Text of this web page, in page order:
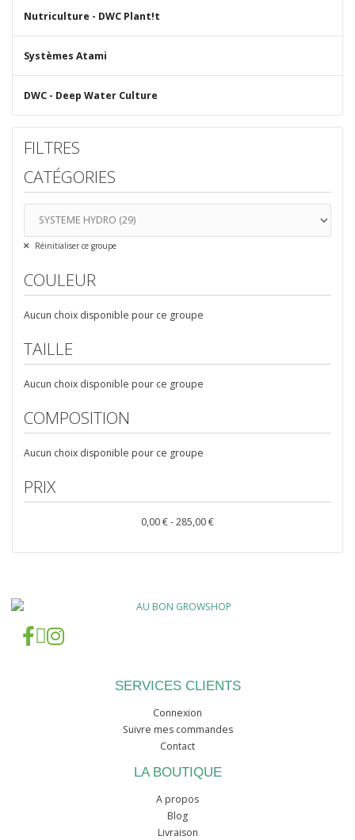
Nutriculture - DWC Plant!t
Systèmes Atami
DWC - Deep Water Culture
FILTRES
CATÉGORIES
Réinitialiser ce groupe
COULEUR
Aucun choix disponible pour ce groupe
TAILLE
Aucun choix disponible pour ce groupe
COMPOSITION
Aucun choix disponible pour ce groupe
PRIX
0,00 € - 285,00 €
SERVICES CLIENTS
Connexion
Suivre mes commandes
Contact
LA BOUTIQUE
A propos
Blog
Livraison